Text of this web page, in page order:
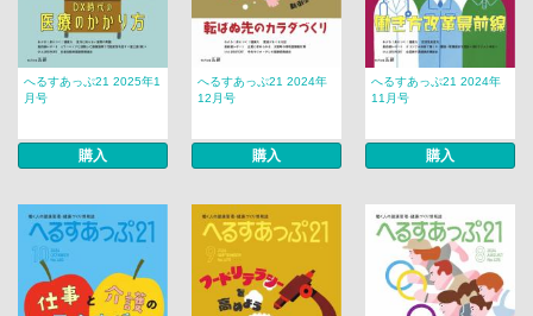
へるすあっぷ21 2025年1
月号
購入
へるすあっぷ21 2024年
12月号
購入
へるすあっぷ21 2024年
11月号
購入